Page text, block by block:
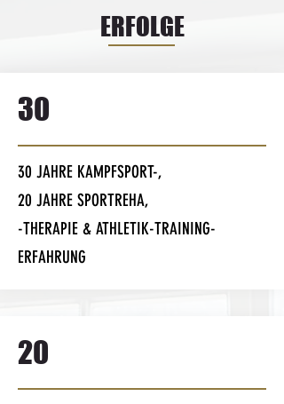
ERFOLGE
30
30 JAHRE KAMPFSPORT-,
20 JAHRE SPORTREHA,
-THERAPIE & ATHLETIK-TRAINING-
ERFAHRUNG
20